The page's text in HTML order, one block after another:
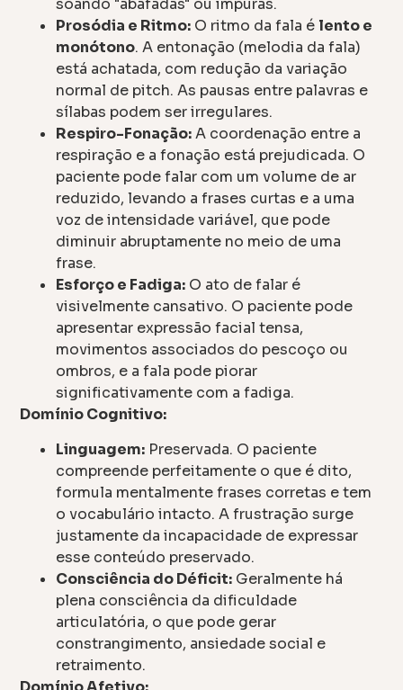
soando "abafadas" ou impuras.
Prosódia e Ritmo: O ritmo da fala é lento e
monótono. A entonação (melodia da fala)
está achatada, com redução da variação
normal de pitch. As pausas entre palavras e
sílabas podem ser irregulares.
Respiro-Fonação:A coordenação entre a
respiração e a fonação está prejudicada. O
paciente pode falar com um volume de ar
reduzido, levando a frases curtas e a uma
voz de intensidade variável, que pode
diminuir abruptamente no meio de uma
frase.
Esforço e Fadiga: O ato de falar é
visivelmente cansativo. O paciente pode
apresentar expressão facial tensa,
movimentos associados do pescoço ou
ombros, e a fala pode piorar
significativamente com a fadiga.
Domínio Cognitivo:
Linguagem: Preservada. O paciente
compreende perfeitamente o que é dito,
formula mentalmente frases corretas e tem
o vocabulário intacto. A frustração surge
justamente da incapacidade de expressar
esse conteúdo preservado.
Consciência do Déficit: Geralmente há
plena consciência da dificuldade
articulatória, o que pode gerar
constrangimento, ansiedade social e
retraimento.